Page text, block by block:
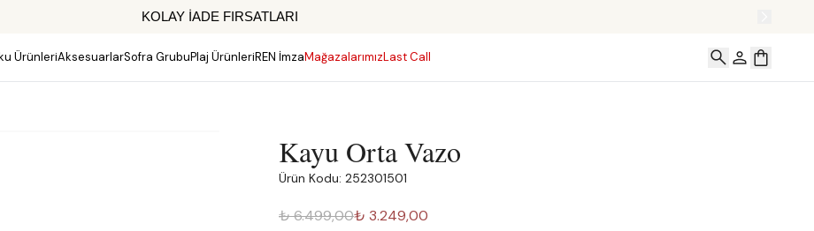
KOLAY İADE FIRSATLARI
ÜrünleriAksesuarlarSofra GrubuPlaj ÜrünleriREN İmzaMağazalarımızLast Call
Kayu Orta Vazo
Ürün Kodu: 252301501
₺ 6.499,00₺ 3.249,00